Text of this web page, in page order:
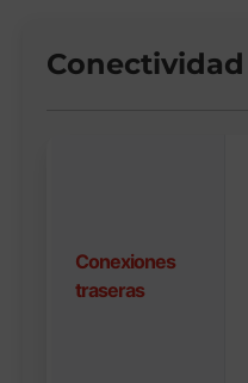
Conectividad
Conexiones
traseras